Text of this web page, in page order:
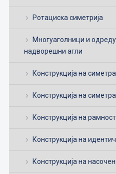
Ротациска симетрија
Многуаголници и
надворешни агли
Конструкција на
Конструкција на
Конструкција на
Конструкција на
Конструкција на